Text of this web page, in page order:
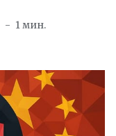
1 мин.